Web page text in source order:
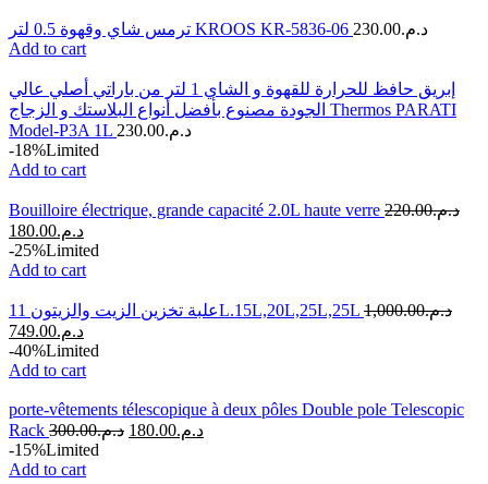
ترمس شاي وقهوة 0.5 لتر KROOS KR-5836-06 د.م.230.00
Add to cart
إبريق حافظ للحرارة للقهوة و الشاي 1 لتر من باراتي أصلي عالي
الجودة مصنوع بأفضل أنواع البلاستك و الزجاج Thermos PARATI
Model-P3A 1L
د.م.230.00
-18%Limited
Add to cart
Bouilloire électrique, grande capacité 2.0L haute verre د.م.220.00
د.م.180.00
-25%Limited
Add to cart
علبة تخزين الزيت والزيتون 11L.15L,20L,25L,25L د.م.1,000.00
د.م.749.00
-40%Limited
Add to cart
porte-vêtements télescopique à deux pôles Double pole Telescopic
Rack
د.م.300.00 د.م.180.00
-15%Limited
Add to cart